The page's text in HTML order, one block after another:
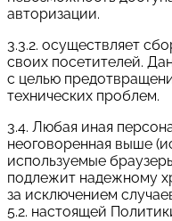
авторизации.
3.3.2. осуществляет
своих посетителей.
с целью
технических проблем.
3.4. Любая иная
неоговоренная выше
используемые
подлежит надежному
за исключением
5.2. настоящей